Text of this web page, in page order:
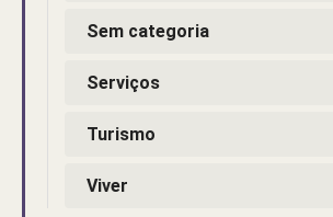
Sem categoria
Serviços
Turismo
Viver